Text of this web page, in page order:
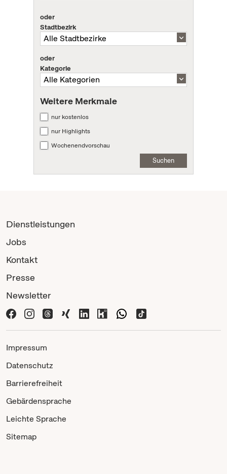
oder
Stadtbezirk
oder
Kategorie
Weitere Merkmale
nur kostenlos
nur Highlights
Wochenendvorschau
Suchen
Dienstleistungen
Jobs
Kontakt
Presse
Newsletter
Impressum
Datenschutz
Barrierefreiheit
Gebärdensprache
Leichte Sprache
Sitemap